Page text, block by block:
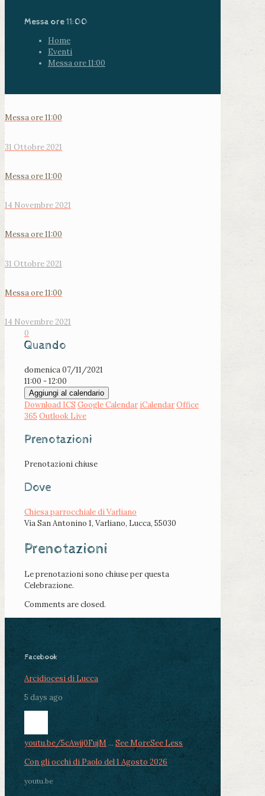
Messa ore 11:00
Home
Eventi
Messa ore 11:00
Messa ore 11:00
31 Ottobre 2021
Messa ore 11:00
14 Novembre 2021
Messa ore 11:00
31 Ottobre 2021
Messa ore 11:00
14 Novembre 2021
0
Quando
domenica 07/11/2021
11:00 - 12:00
Aggiungi al calendario
Download ICS Google Calendar iCalendarOffice
365 Outlook Live
Prenotazioni
Prenotazioni chiuse
Dove
Chiesa parrocchiale di Varliano
Via San Antonino 1, Varliano, Lucca, 55030
Prenotazioni
Le prenotazioni sono chiuse per questa
Celebrazione.
Comments are closed.
Facebook
Arcidiocesi di Lucca
5 days ago
youtu.be/5cAwjj0FujM ... See MoreSee Less
Con gli occhi di Paolo del 1 Agosto 2026
youtu.be